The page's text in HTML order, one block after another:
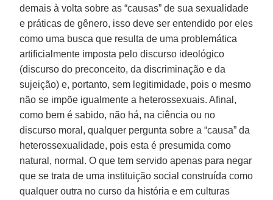
demais à volta sobre as “causas” de sua sexualidade
e práticas de gênero, isso deve ser entendido por eles
como uma busca que resulta de uma problemática
artificialmente imposta pelo discurso ideológico
(discurso do preconceito, da discriminação e da
sujeição) e, portanto, sem legitimidade, pois o mesmo
não se impõe igualmente a heterossexuais. Afinal,
como bem é sabido, não há, na ciência ou no
discurso moral, qualquer pergunta sobre a “causa” da
heterossexualidade, pois esta é presumida como
natural, normal. O que tem servido apenas para negar
que se trata de uma instituição social construída como
qualquer outra no curso da história e em culturas